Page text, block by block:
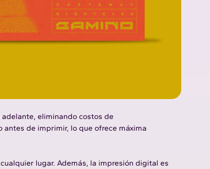
eliminando costos de
de imprimir, lo que ofrece máxima
lugar. Además, la impresión digital es